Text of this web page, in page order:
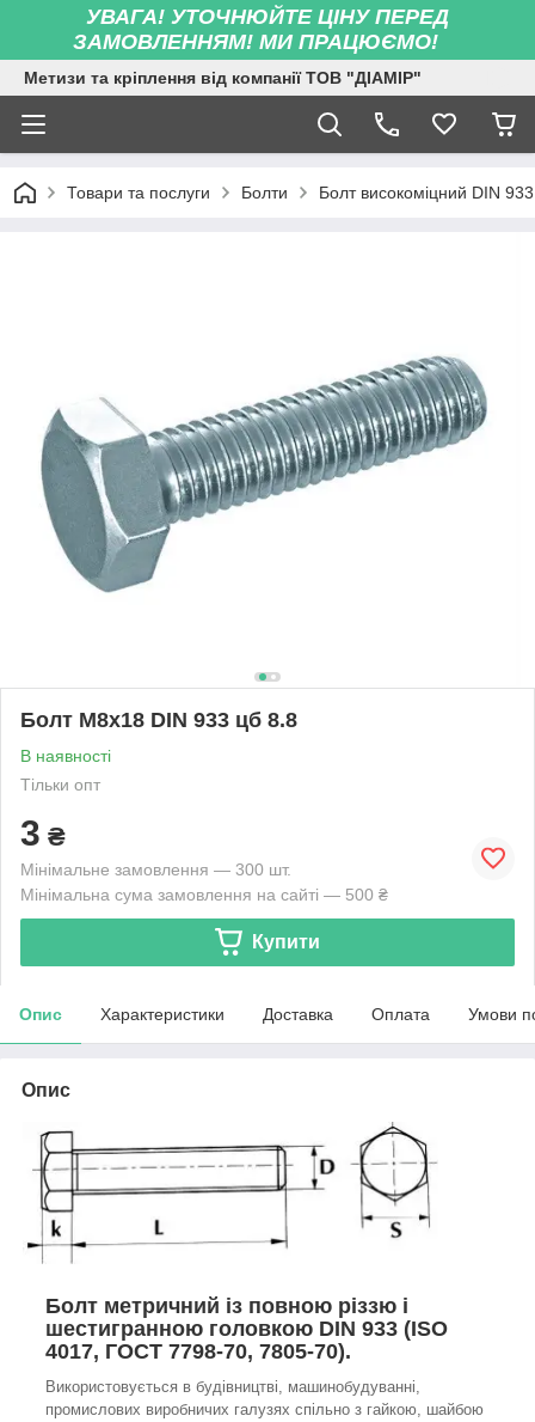
УВАГА! УТОЧНЮЙТЕ ЦІНУ ПЕРЕД
ЗАМОВЛЕННЯМ! МИ ПРАЦЮЄМО!
Метизи та кріплення від компанії ТОВ "ДІАМІР"
Товари та послуги Болти Болт високоміцний DIN
Болт М8х18 DIN 933 цб 8.8
В наявності
Тільки опт
3 ₴
Мінімальне замовлення — 300 шт.
Мінімальна сума замовлення на сайті — 500 ₴
Купити
Опис Характеристики Доставка Оплата Умови
Опис
Болт метричний із повною різзю і
шестигранною головкою DIN 933 (ISO
4017, ГОСТ 7798-70, 7805-70).
Використовується в будівництві, машинобудуванні,
промислових виробничих галузях спільно з гайкою, шайбою